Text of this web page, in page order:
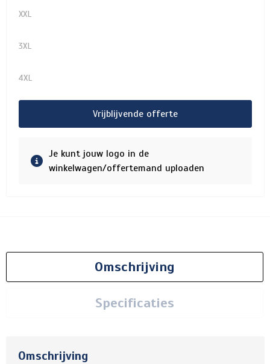
XXL
3XL
4XL
Vrijblijvende offerte
Je kunt jouw logo in de
winkelwagen/offertemand uploaden
Omschrijving
Specificaties
Omschrijving